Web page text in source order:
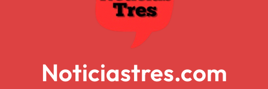
Noticiastres.com